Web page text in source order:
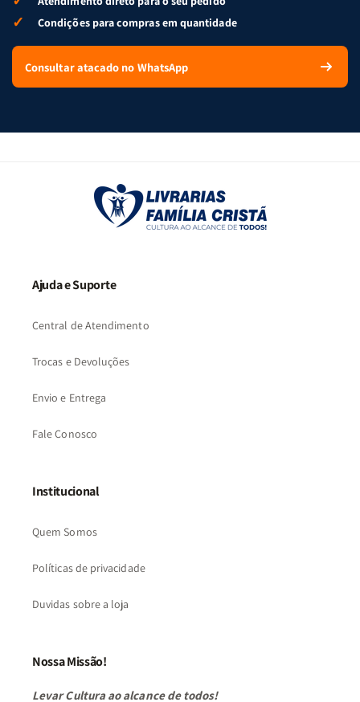
✓ Condições para compras em quantidade
Consultar atacado no WhatsApp
Ajuda e Suporte
Central de Atendimento
Trocas e Devoluções
Envio e Entrega
Fale Conosco
Institucional
Quem Somos
Políticas de privacidade
Duvidas sobre a loja
Nossa Missão!
Levar Cultura ao alcance de todos!